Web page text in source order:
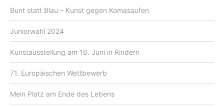
Bunt statt Blau – Kunst gegen Komasaufen
Juniorwahl 2024
Kunstausstellung am 16. Juni in Rindern
71. Europäischen Wettbewerb
Mein Platz am Ende des Lebens